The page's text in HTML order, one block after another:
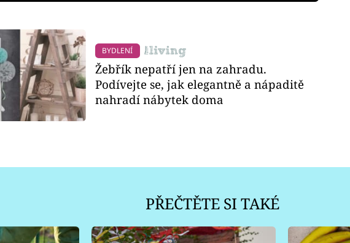
BYDLENÍ
Žebřík nepatří jen na zahradu.
Podívejte se, jak elegantně a nápaditě
nahradí nábytek doma
PŘEČTĚTE SI TAKÉ